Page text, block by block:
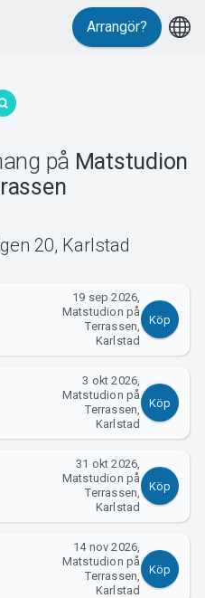
Arrangör?
på Matstudion
20, Karlstad
19 sep 2026,
Matstudion på
Terrassen,
Karlstad
Köp
3 okt 2026,
Matstudion på
Terrassen,
Karlstad
Köp
31 okt 2026,
Matstudion på
Terrassen,
Karlstad
Köp
14 nov 2026,
Matstudion på
Terrassen,
Karlstad
Köp